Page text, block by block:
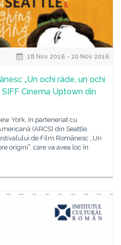
18 Nov 2016 - 20 Nov 2016
„Un ochi râde, un ochi
SIFF Cinema Uptown din
York, în parteneriat cu
(ARCS) din Seattle,
de Film Românesc „Un
originiˮ, care va avea loc în